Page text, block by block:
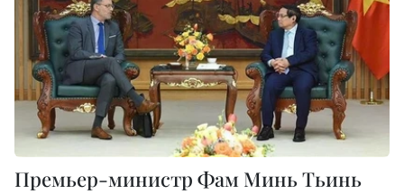
Премьер-министр Фам Минь Тьинь